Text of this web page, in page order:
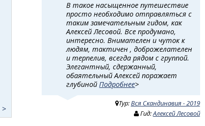
В такое насыщенное путешествие
просто необходимо отправляться с
таким замечательным гидом, как
Алексей Лесовой. Все продумано,
интересно. Внимателен и чуток к
людям, тактичен , доброжелателен
и терпелив, всегда рядом с группой.
Элегантный, сдержанный,
обаятельный Алексей поражает
глубинойПодробнее>
Тур:Вся Скандинавия - 2019
Гид:Алексей Лесовой